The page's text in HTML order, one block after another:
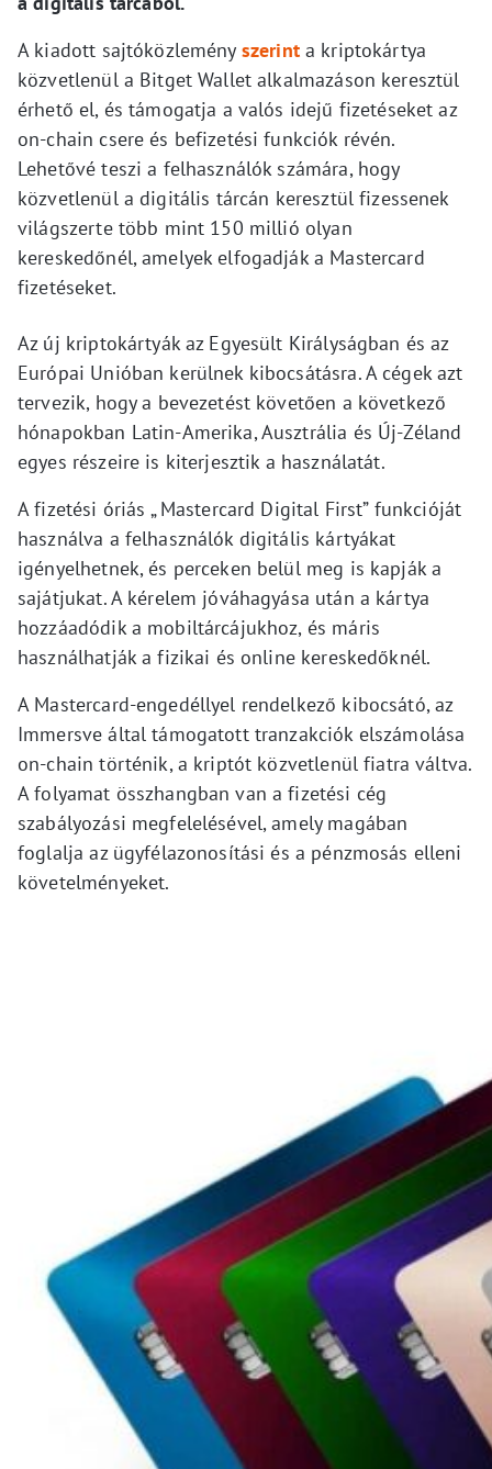
A kiadott sajtóközlemény szerinta kriptokártya
közvetlenül a Bitget Wallet alkalmazáson keresztül
érhető el, és támogatja a valós idejű fizetéseket az
on-chain csere és befizetési funkciók révén.
Lehetővé teszi a felhasználók számára, hogy
közvetlenül a digitális tárcán keresztül fizessenek
világszerte több mint 150 millió olyan
kereskedőnél, amelyek elfogadják a Mastercard
fizetéseket.
Az új kriptokártyák az Egyesült Királyságban és az
Európai Unióban kerülnek kibocsátásra. A cégek azt
tervezik, hogy a bevezetést követően a következő
hónapokban Latin-Amerika, Ausztrália és Új-Zéland
egyes részeire is kiterjesztik a használatát.
A fizetési óriás „ Mastercard Digital First” funkcióját
használva a felhasználók digitális kártyákat
igényelhetnek, és perceken belül meg is kapják a
sajátjukat. A kérelem jóváhagyása után a kártya
hozzáadódik a mobiltárcájukhoz, és máris
használhatják a fizikai és online kereskedőknél.
A Mastercard-engedéllyel rendelkező kibocsátó, az
Immersve által támogatott tranzakciók elszámolása
on-chain történik, a kriptót közvetlenül fiatra váltva.
A folyamat összhangban van a fizetési cég
szabályozási megfelelésével, amely magában
foglalja az ügyfélazonosítási és a pénzmosás elleni
követelményeket.